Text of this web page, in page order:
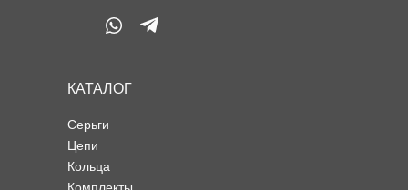
Серьги
Цепи
Кольца
КАТАЛОГ